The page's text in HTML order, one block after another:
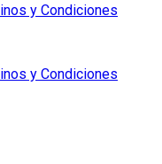
y Condiciones
y Condiciones